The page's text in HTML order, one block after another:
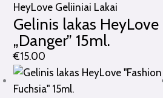
HeyLove Geliiniai Lakai
Gelinis lakas HeyLove
„Danger” 15ml.
€15.00